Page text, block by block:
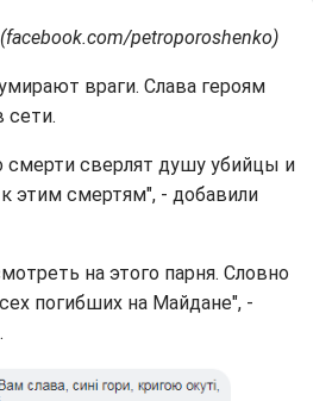
petroporoshenko)
враги. Слава героям
сети.
смерти сверлят душу убийцы и
к этим смертям", - добавили
на этого парня. Словно
погибших на Майдане", -